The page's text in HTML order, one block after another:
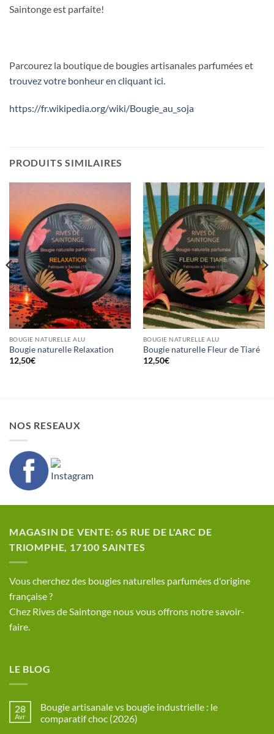
Saintonge est parfaite!
Parcourez la boutique de bougies artisanales parfumées et
trouvez votre bonheur en cliquant ici.
https://fr.wikipedia.org/wiki/Bougie_au_soja
PRODUITS SIMILAIRES
BOUGIE NATURELLE ALU
Bougie naturelle Relaxation
12,50€
BOUGIE NATURELLE ALU
Bougie naturelle Fleur de Tiaré
12,50€
NOS RESEAUX
MAGASIN DE VENTE: 65 RUE DE L'ARC DE
TRIOMPHE, 17100 SAINTES
​Vous cherchez des bougies naturelles parfumées d'origine
française ?
Chez Rives de Saintonge nous vous offrons notre savoir-
faire.
LE BLOG
28
Avr
Bougie artisanale vs bougie industrielle : le
comparatif choc (2026)